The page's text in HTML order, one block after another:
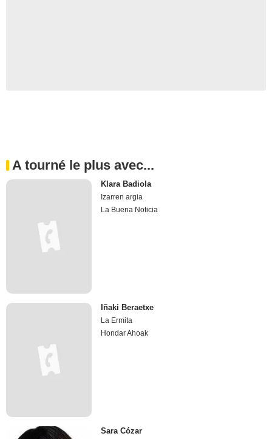
A tourné le plus avec...
Klara Badiola
Izarren argia
La Buena Noticia
Iñaki Beraetxe
La Ermita
Hondar Ahoak
Sara Cózar